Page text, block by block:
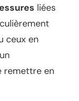
liées
ceux en
remettre en